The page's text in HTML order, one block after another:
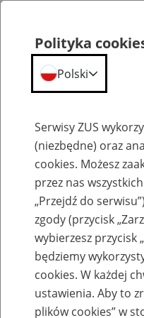
Emerytury
Baza
Polityka
Polski
Serwisy ZUS
(niezbędne) oraz
cookies. Możesz
przez nas
„Przejdź do
zgody (przycisk
wybierzesz przycisk
będziemy
cookies. W każdej
ustawienia. Aby to
plików cookies” w